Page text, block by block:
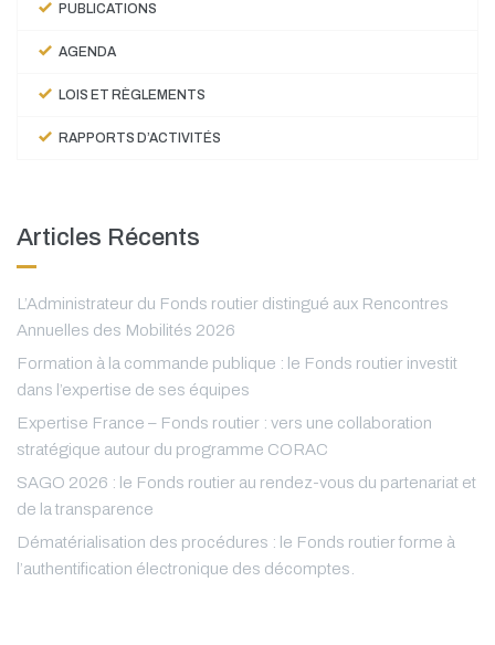
PUBLICATIONS
AGENDA
LOIS ET RÈGLEMENTS
RAPPORTS D’ACTIVITÉS
Articles Récents
L’Administrateur du Fonds routier distingué aux Rencontres
Annuelles des Mobilités 2026
Formation à la commande publique : le Fonds routier investit
dans l’expertise de ses équipes
Expertise France – Fonds routier : vers une collaboration
stratégique autour du programme CORAC
SAGO 2026 : le Fonds routier au rendez-vous du partenariat et
de la transparence
Dématérialisation des procédures : le Fonds routier forme à
l’authentification électronique des décomptes.